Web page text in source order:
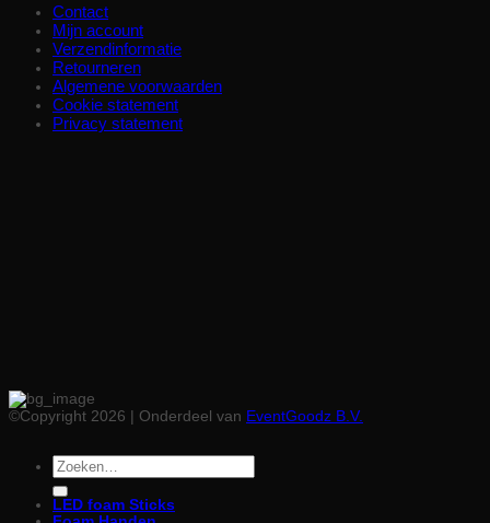
Contact
Mijn account
Verzendinformatie
Retourneren
Algemene voorwaarden
Cookie statement
Privacy statement
©Copyright 2026 | Onderdeel van EventGoodz B.V.
Zoeken
naar:
LED foam Sticks